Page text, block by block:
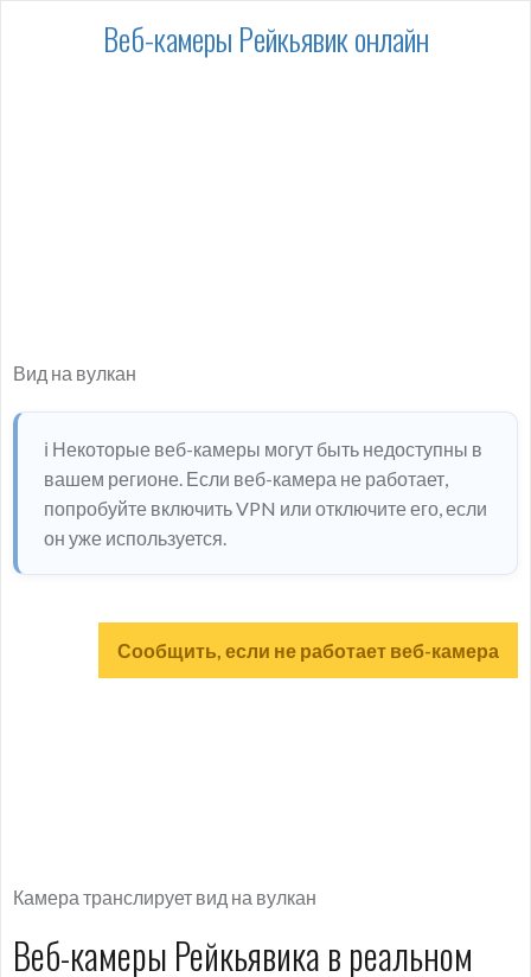
Веб-камеры Рейкьявик онлайн
Вид на вулкан
ℹ️ Некоторые веб-камеры могут быть недоступны в
вашем регионе. Если веб-камера не работает,
попробуйте включить VPN или отключите его, если
он уже используется.
Сообщить, если не работает веб-камера
Камера транслирует вид на вулкан
Веб-камеры Рейкьявика в реальном